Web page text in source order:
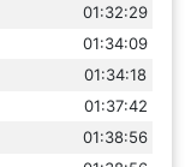
01:32:29
01:34:09
01:34:18
01:37:42
01:38:56